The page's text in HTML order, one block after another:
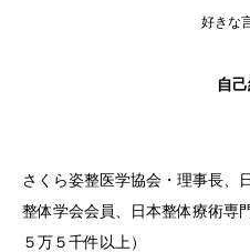
好きな
自
さくら姿整医学協会・理事長、
整体学会会員、日本整体療術専
５万５千件以上）